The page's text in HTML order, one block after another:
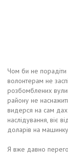
Чом би не порадіти
волонтерам не
розбомблених
району не
видерся на сам дах
наслідування, віє
доларів на
Я вже давно